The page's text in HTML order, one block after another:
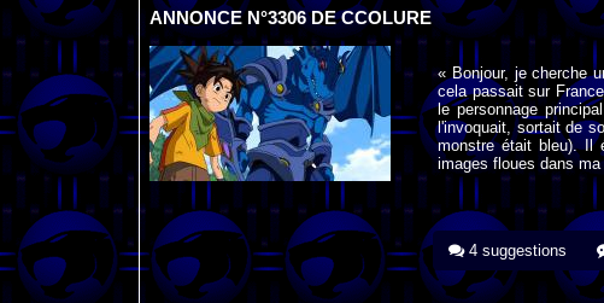
ANNONCE N°3306 DE CCOLURE
« Bonjour, je cherche
cela passait sur
le personnage
l'invoquait, sortait de
monstre était bleu). Il
images floues dans
4 suggestions